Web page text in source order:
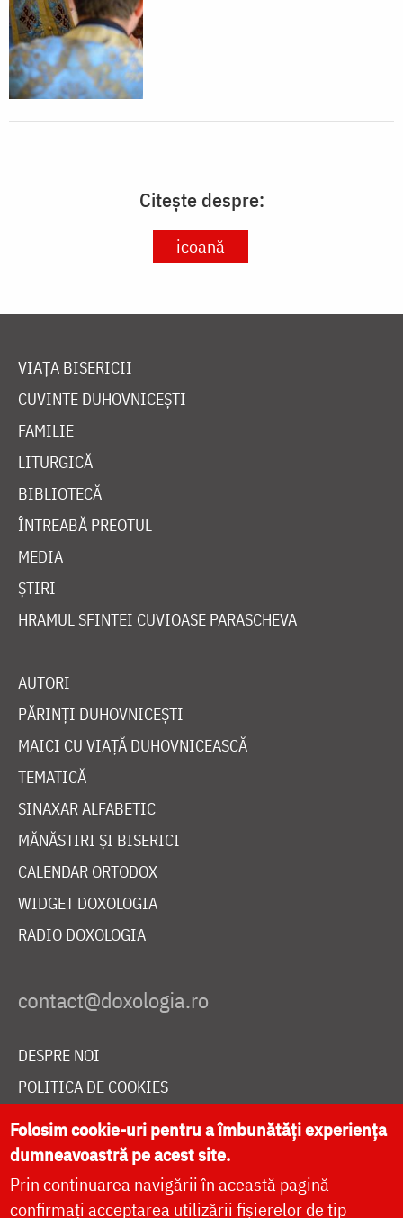
Citește despre:
icoană
VIAȚA BISERICII
CUVINTE DUHOVNICEȘTI
FAMILIE
LITURGICĂ
BIBLIOTECĂ
ÎNTREABĂ PREOTUL
MEDIA
ȘTIRI
HRAMUL SFINTEI CUVIOASE PARASCHEVA
AUTORI
PĂRINȚI DUHOVNICEȘTI
MAICI CU VIAȚĂ DUHOVNICEASCĂ
TEMATICĂ
SINAXAR ALFABETIC
MĂNĂSTIRI ȘI BISERICI
CALENDAR ORTODOX
WIDGET DOXOLOGIA
RADIO DOXOLOGIA
DESPRE NOI
POLITICA DE COOKIES
DONEAZĂ ONLINE PENTRU CATEDRALA NAȚIONALĂ
LIVE
Folosim cookie-uri pentru a îmbunătăți experiența
dumneavoastră pe acest site.
Prin continuarea navigării în această pagină
confirmați acceptarea utilizării fișierelor de tip